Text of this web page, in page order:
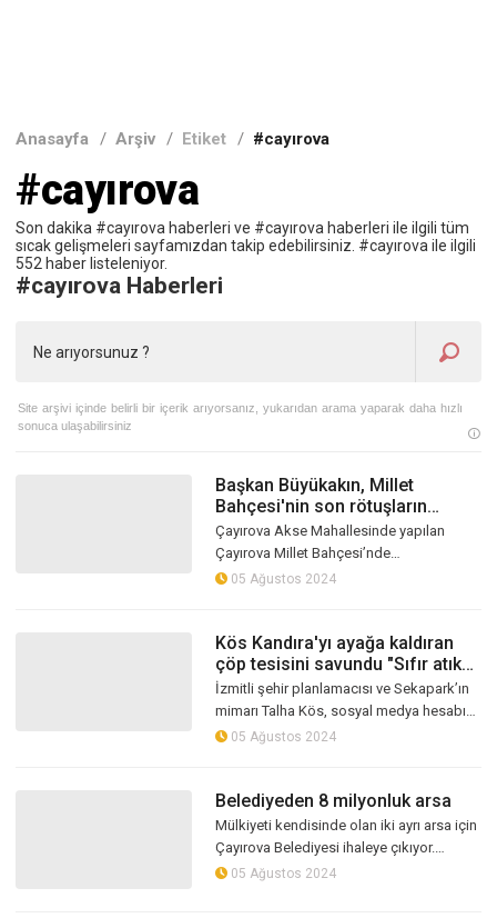
Anasayfa / Arşiv / Etiket / #cayırova
#cayırova
Son dakika #cayırova haberleri ve #cayırova haberleri ile ilgili tüm
sıcak gelişmeleri sayfamızdan takip edebilirsiniz. #cayırova ile ilgili
552 haber listeleniyor.
#cayırova Haberleri
Başkan Büyükakın, Millet
Bahçesi'nin son rötuşların
yapıldı
Çayırova Akse Mahallesinde yapılan
Çayırova Millet Bahçesi’nde
incelemelerde bulunan Başkan
05 Ağustos 2024
Kös Kandıra'yı ayağa kaldıran
çöp tesisini savundu "Sıfır atık
vizyonuna uygun"
İzmitli şehir planlamacısı ve Sekapark’ın
mimarı Talha Kös, sosyal medya hesabı
üzerinden Kandıra’ya yapılmak istenen
05 Ağustos 2024
Belediyeden 8 milyonluk arsa
Mülkiyeti kendisinde olan iki ayrı arsa için
Çayırova Belediyesi ihaleye çıkıyor.
Belediye iki ayrı arsa için toplam da 8
05 Ağustos 2024
Site arşivi içinde belirli bir içerik arıyorsanız, yukarıdan arama yaparak daha hızlı
sonuca ulaşabilirsiniz